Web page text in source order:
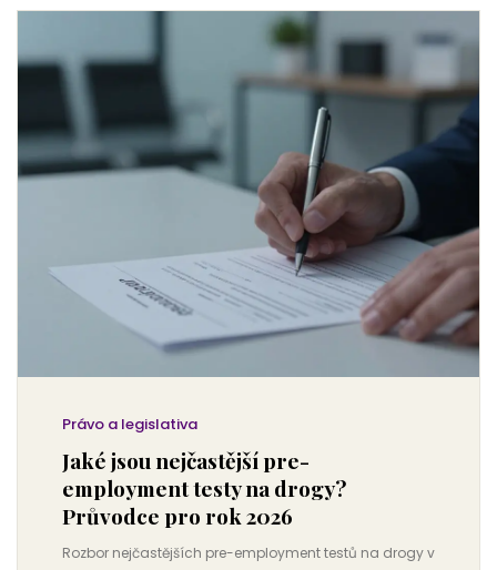
Právo a legislativa
Jaké jsou nejčastější pre-
employment testy na drogy?
Průvodce pro rok 2026
Rozbor nejčastějších pre-employment testů na drogy v